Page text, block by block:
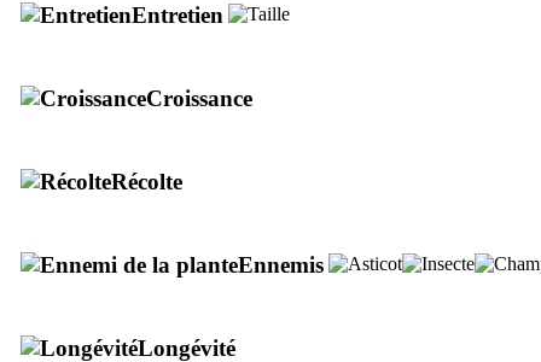
Entretien
Croissance
Récolte
Ennemis
Longévité